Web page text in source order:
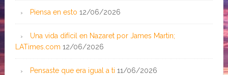
Piensa en esto 12/06/2026
Una vida difícil en Nazaret por James Martin;
LATimes.com 12/06/2026
Pensaste que era igual a ti 11/06/2026